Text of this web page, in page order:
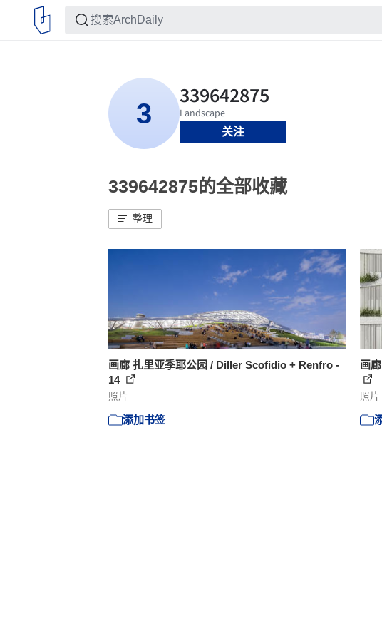
关注
339642875的全部收藏
整理
画廊 扎里亚季耶公园 / Diller Scofidio + Renfro -
14
照片
添加书签
画
照片